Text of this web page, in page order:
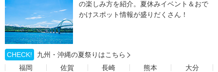
の楽しみ方を紹介。夏休みイベント＆おで
かけスポット情報が盛りだくさん！
CHECK!
九州・沖縄の夏祭りはこちら
福岡
佐賀 長崎 熊本
大分